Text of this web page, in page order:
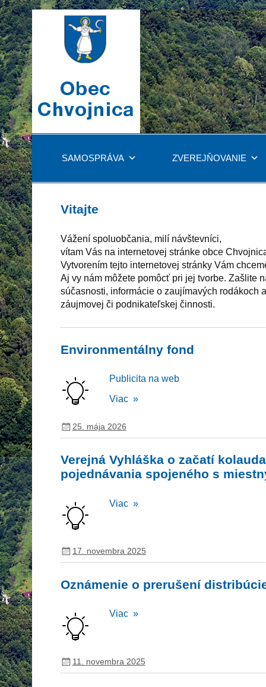
SAMOSPRÁVA ZVEREJŇOVANIE
Vitajte
Vážení spoluobčania, milí návštevníci,
vítam Vás na internetovej stránke obce
Vytvorením tejto internetovej stránky Vám
Aj vy nám môžete pomôcť pri jej tvorbe. Zašlite
súčasnosti, informácie o zaujímavých rodákoch
záujmovej či podnikateľskej činnosti.
Environmentálny fond
Publicita na web
Viac »
25. mája 2026
Verejná Vyhláška o začatí
pojednávania spojeného s
Viac »
17. novembra 2025
Oznámenie o prerušení
Viac »
11. novembra 2025